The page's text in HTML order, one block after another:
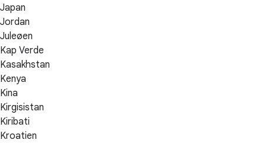
Japan
Jordan
Juleøen
Kap Verde
Kasakhstan
Kenya
Kina
Kirgisistan
Kiribati
Kroatien